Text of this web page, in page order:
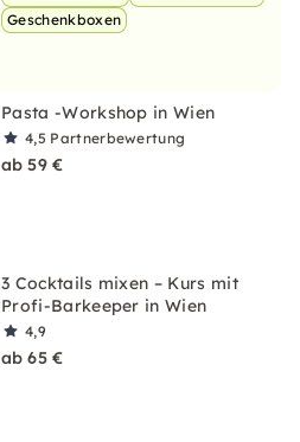
Geschenkboxen
Pasta -Workshop in Wien
4,5 Partnerbewertung
ab 59 €
3 Cocktails mixen – Kurs mit
Profi-Barkeeper in Wien
4,9
ab 65 €